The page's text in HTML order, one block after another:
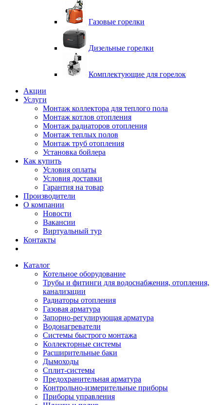
Газовые горелки
Дизельные горелки
Комплектующие для горелок
Акции
Услуги
Монтаж коллектора для теплого пола
Монтаж котлов отопления
Монтаж радиаторов отопления
Монтаж теплых полов
Монтаж труб отопления
Установка бойлера
Как купить
Условия оплаты
Условия доставки
Гарантия на товар
Производители
О компании
Новости
Вакансии
Виртуальный тур
Контакты
Каталог
Котельное оборудование
Трубы и фитинги для водоснабжения, отопления,
канализации
Радиаторы отопления
Газовая арматура
Запорно-регулирующая арматура
Водонагреватели
Системы быстрого монтажа
Коллекторные системы
Расширительные баки
Дымоходы
Сплит-системы
Предохранительная арматура
Контрольно-измерительные приборы
Приборы управления